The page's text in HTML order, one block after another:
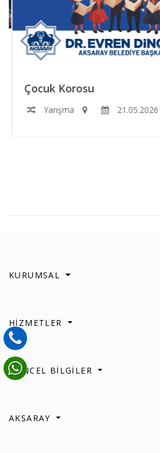
Çocuk Korosu
Yarışma 21.05.2026
KURUMSAL
HİZMETLER
GÜNCEL BİLGİLER
AKSARAY